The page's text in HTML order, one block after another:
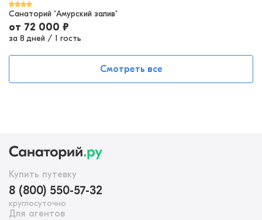
Санаторий "Амурский залив"
от 72 000 ₽
за 8 дней / 1 гость
Смотреть все
Купить путевку
8 (800) 550-57-32
круглосуточно
Для агентов